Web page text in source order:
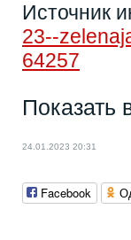
Источник
23--
64257
Показать
24.01.2023 20:31
Facebook